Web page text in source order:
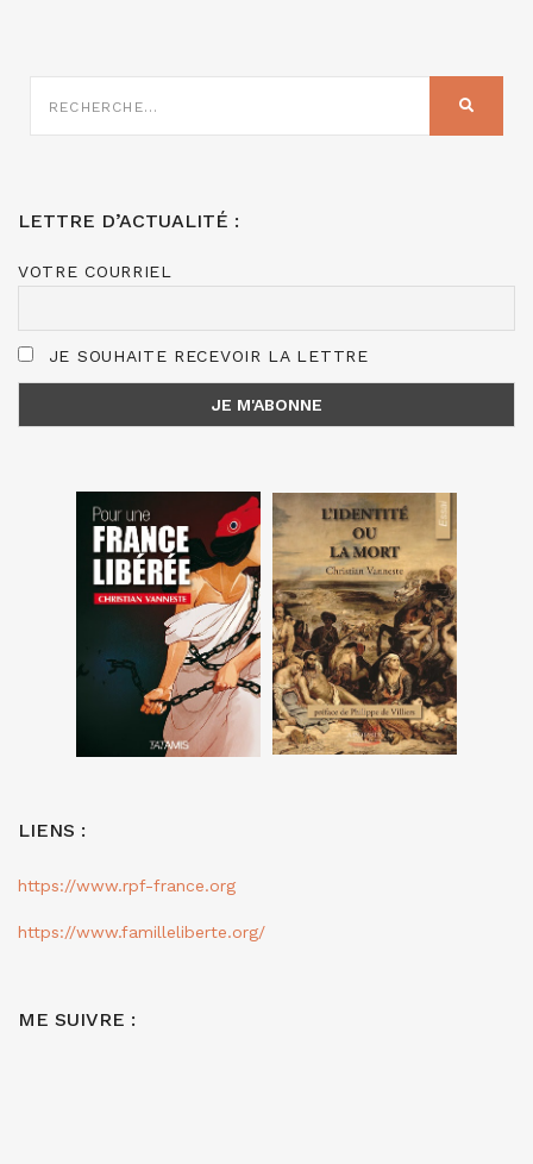
SUR
LETTRE D’ACTUALITÉ :
VOTRE COURRIEL
JE SOUHAITE RECEVOIR LA LETTRE
LIENS :
https://www.rpf-france.org
https://www.familleliberte.org/
ME SUIVRE :